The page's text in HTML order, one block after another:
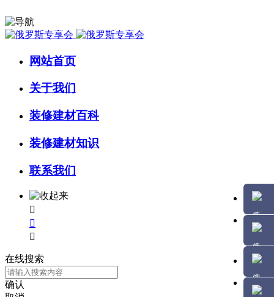
网站首页
关于我们
装修建材百科
装修建材知识
联系我们



在线搜索
确认